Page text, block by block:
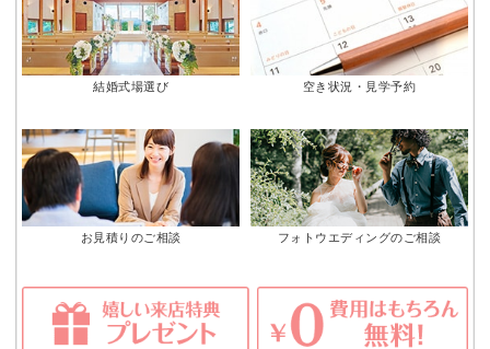
結婚式場選び 空き状況・見学予約
お見積りのご相談 フォトウエディングのご相談